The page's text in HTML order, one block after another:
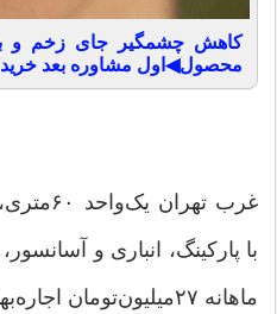
محصول◀اول مشاوره بعد خرید
ماهانه ۲۷‌میلیون‌تومان اجاره‌بها.